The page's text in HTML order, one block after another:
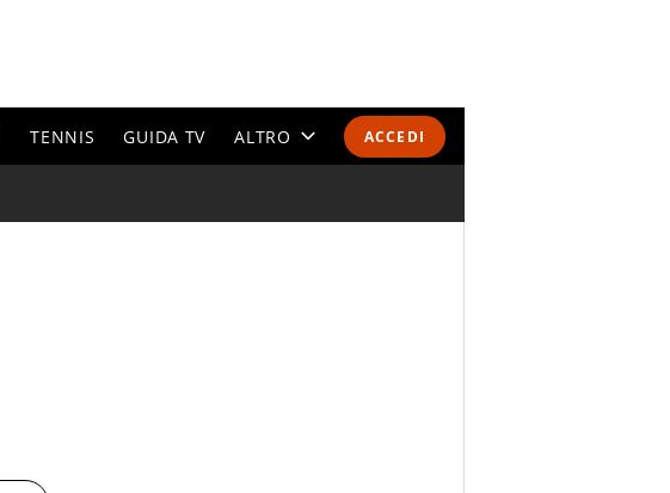
ACCEDI
TENNIS GUIDA TV ALTRO